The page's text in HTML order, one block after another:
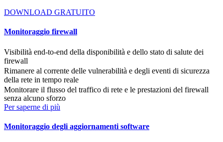
DOWNLOAD GRATUITO
Monitoraggio firewall
Visibilità end-to-end della disponibilità e dello stato di salute dei
firewall
Rimanere al corrente delle vulnerabilità e degli eventi di sicurezza
della rete in tempo reale
Monitorare il flusso del traffico di rete e le prestazioni del firewall
senza alcuno sforzo
Per saperne di più
Monitoraggio degli aggiornamenti software